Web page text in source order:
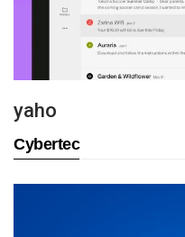
yaho
Cybertec